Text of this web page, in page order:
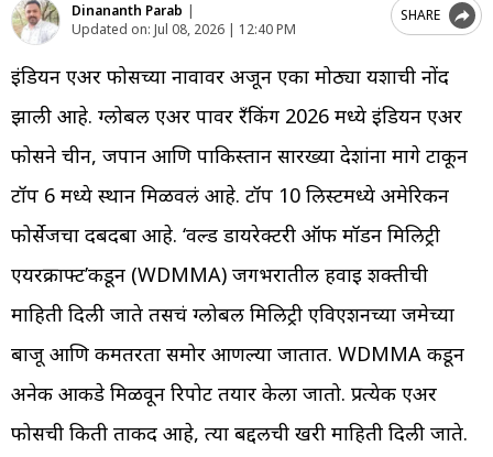
Dinananth Parab |
Updated on: Jul 08, 2026 | 12:40 PM
SHARE
इंडियन एअर फोर्सच्या नावावर अजून एका मोठ्या यशाची नोंद
झाली आहे. ग्लोबल एअर पावर रँकिंग 2026 मध्ये इंडियन एअर
फोर्सने चीन, जपान आणि पाकिस्तान सारख्या देशांना मागे टाकून
टॉप 6 मध्ये स्थान मिळवलं आहे. टॉप 10 लिस्टमध्ये अमेरिकन
फोर्सेजचा दबदबा आहे. ‘वर्ल्ड डायरेक्टरी ऑफ मॉडर्न मिलिट्री
एयरक्राफ्ट’कडून (WDMMA) जगभरातील हवाई शक्तीची
माहिती दिली जाते तसचं ग्लोबल मिलिट्री एविएशनच्या जमेच्या
बाजू आणि कमतरता समोर आणल्या जातात. WDMMA कडून
अनेक आकडे मिळवून रिपोर्ट तयार केला जातो. प्रत्येक एअर
फोर्सची किती ताकद आहे, त्या बद्दलची खरी माहिती दिली जाते.